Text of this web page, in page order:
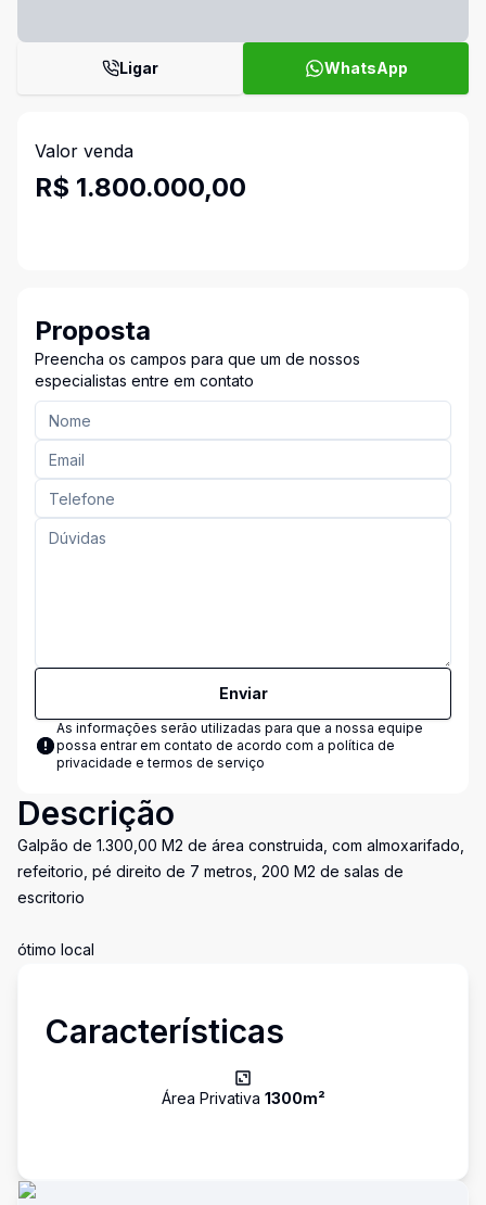
Ligar WhatsApp
Valor venda
R$ 1.800.000,00
Proposta
Preencha os campos para que um de nossos
especialistas entre em contato
Enviar
As informações serão utilizadas para que a nossa equipe
possa entrar em contato de acordo com a política de
privacidade e termos de serviço
Descrição
Galpão de 1.300,00 M2 de área construida, com almoxarifado,
refeitorio, pé direito de 7 metros, 200 M2 de salas de
escritorio
ótimo local
Características
Área Privativa 1300m²